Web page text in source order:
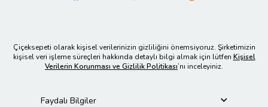
Çiçeksepeti olarak kişisel verilerinizin gizliliğini önemsiyoruz. Şirketimizin
kişisel veri işleme süreçleri hakkında detaylı bilgi almak için lütfen Kişisel
Verilerin Korunması ve Gizlilik Politikası’nı inceleyiniz.
Faydalı Bilgiler